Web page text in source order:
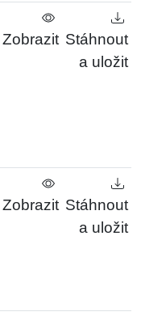
Zobrazit Stáhnout
a uložit
Zobrazit Stáhnout
a uložit